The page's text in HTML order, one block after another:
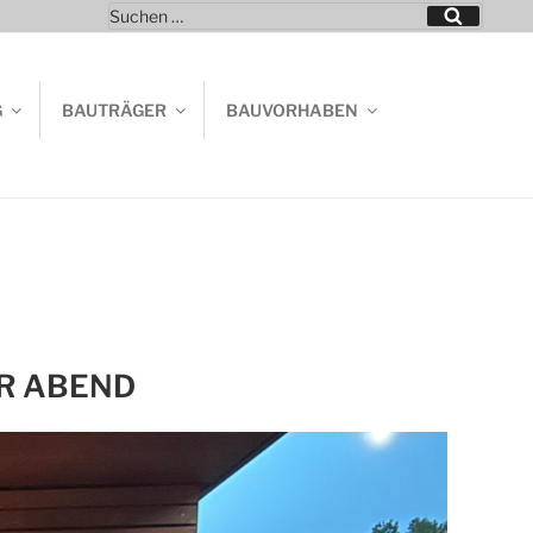
Suchen
nach:
Suchen
BAUTRÄGER BAUVORHABEN
ABEND